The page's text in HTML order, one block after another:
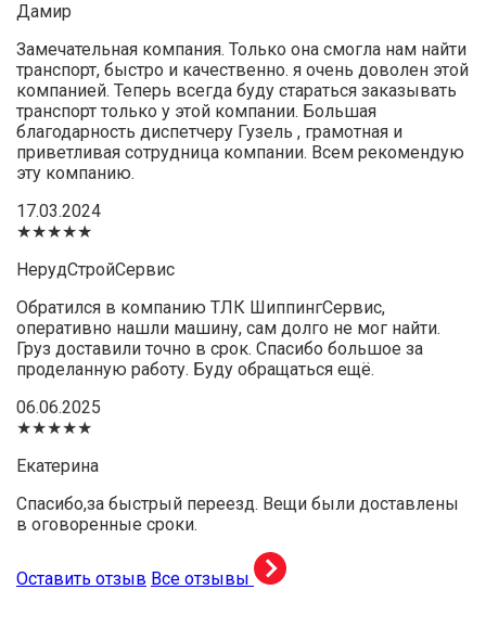
Дамир
Замечательная компания. Только она смогла нам найти
транспорт, быстро и качественно. я очень доволен этой
компанией. Теперь всегда буду стараться заказывать
транспорт только у этой компании. Большая
благодарность диспетчеру Гузель , грамотная и
приветливая сотрудница компании. Всем рекомендую
эту компанию.
17.03.2024
★★★★★
НерудСтройСервис
Обратился в компанию ТЛК ШиппингСервис,
оперативно нашли машину, сам долго не мог найти.
Груз доставили точно в срок. Спасибо большое за
проделанную работу. Буду обращаться ещё.
06.06.2025
★★★★★
Екатерина
Спасибо,за быстрый переезд. Вещи были доставлены
в оговоренные сроки.
Оставить отзыв Все отзывы